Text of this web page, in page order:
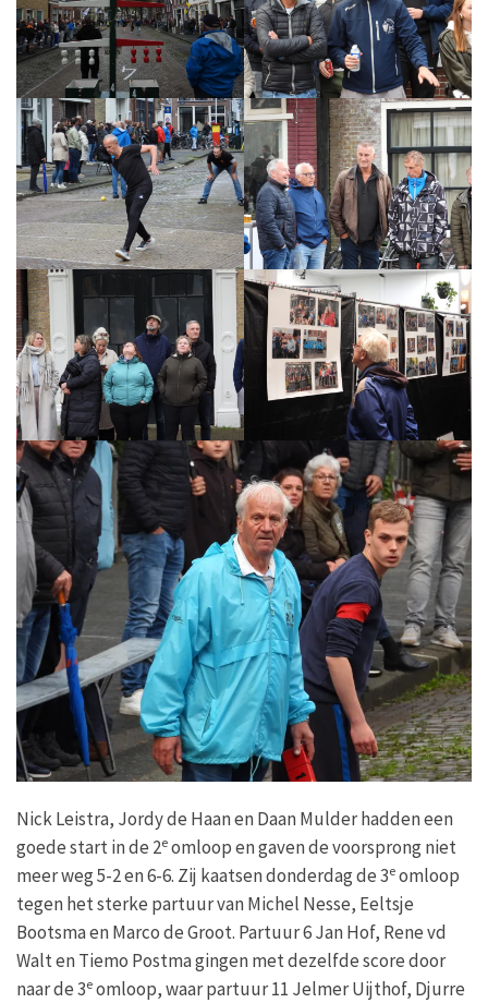
Nick Leistra, Jordy de Haan en Daan Mulder hadden een
goede start in de 2e omloop en gaven de voorsprong niet
meer weg 5-2 en 6-6. Zij kaatsen donderdag de 3e omloop
tegen het sterke partuur van Michel Nesse, Eeltsje
Bootsma en Marco de Groot. Partuur 6 Jan Hof, Rene vd
Walt en Tiemo Postma gingen met dezelfde score door
naar de 3e omloop, waar partuur 11 Jelmer Uijthof, Djurre